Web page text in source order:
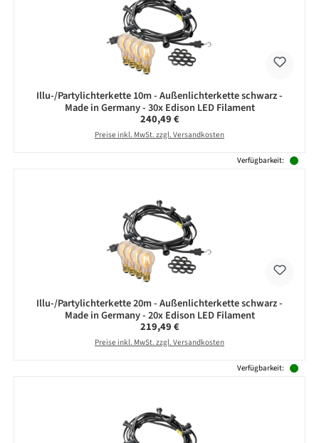
Illu-/Partylichterkette 10m - Außenlichterkette schwarz -
Made in Germany - 30x Edison LED Filament
Regulärer Preis:
240,49 €
Preise inkl. MwSt. zzgl. Versandkosten
Verfügbarkeit:
Illu-/Partylichterkette 20m - Außenlichterkette schwarz -
Made in Germany - 20x Edison LED Filament
Regulärer Preis:
219,49 €
Preise inkl. MwSt. zzgl. Versandkosten
Verfügbarkeit: